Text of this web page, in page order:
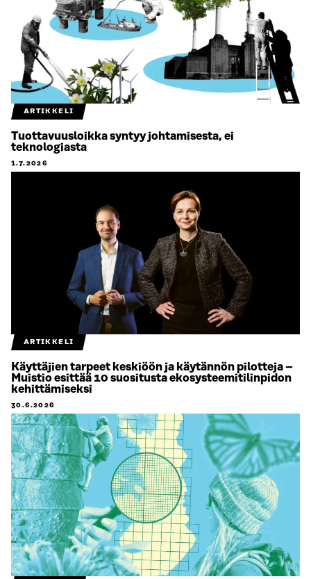
ARTIKKELI
Tuottavuusloikka syntyy johtamisesta, ei
teknologiasta
1.7.2026
ARTIKKELI
Käyttäjien tarpeet keskiöön ja käytännön pilotteja –
Muistio esittää 10 suositusta ekosysteemitilinpidon
kehittämiseksi
30.6.2026